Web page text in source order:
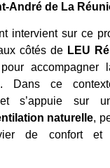
André de La
intervient sur ce
côtés de LEU
accompagner
Dans ce
s’appuie sur
naturelle,
de confort et